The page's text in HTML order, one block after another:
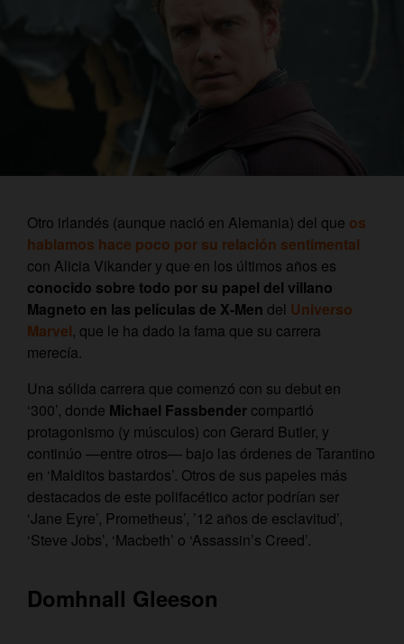
Otro irlandés (aunque nació en Alemania) del que os
hablamos hace poco por su relación sentimental
con Alicia Vikander y que en los últimos años es
conocido sobre todo por su papel del villano
Magneto en las películas de X-Men del Universo
Marvel, que le ha dado la fama que su carrera
merecía.
Una sólida carrera que comenzó con su debut en
‘300’, donde Michael Fassbender compartió
protagonismo (y músculos) con Gerard Butler, y
continúo —entre otros— bajo las órdenes de Tarantino
en ‘Malditos bastardos’. Otros de sus papeles más
destacados de este polifacético actor podrían ser
‘Jane Eyre’, Prometheus’, ’12 años de esclavitud’,
‘Steve Jobs’, ‘Macbeth’ o ‘Assassin’s Creed’.
Domhnall Gleeson